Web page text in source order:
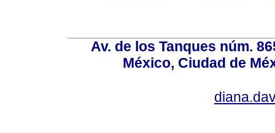
Av. de los Tanques núm.
México, Ciudad de